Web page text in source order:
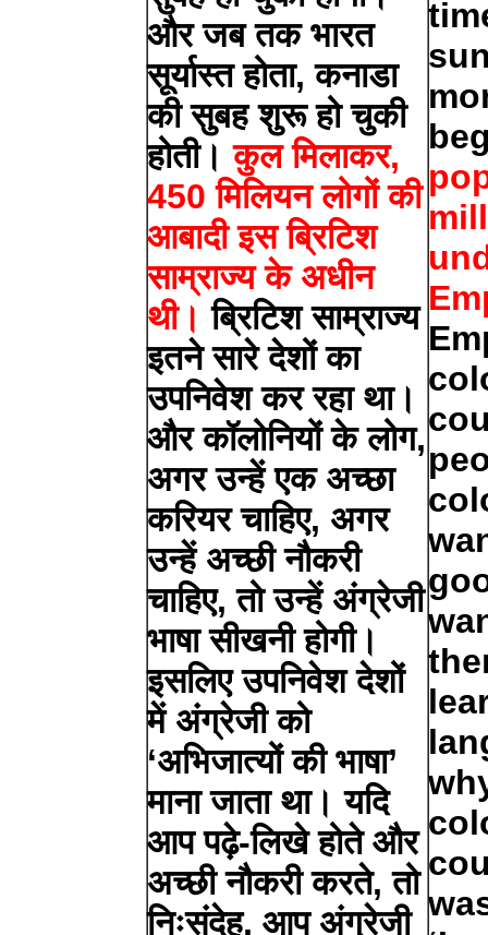
और जब तक भारत
सूर्यास्त होता, कनाडा
की सुबह शुरू हो चुकी
होती।कुल मिलाकर,
450 मिलियन लोगों की
आबादी इस ब्रिटिश
साम्राज्य के अधीन
थी। ब्रिटिश साम्राज्य
इतने सारे देशों का
उपनिवेश कर रहा था।
और कॉलोनियों के लोग,
अगर उन्हें एक अच्छा
करियर चाहिए, अगर
उन्हें अच्छी नौकरी
चाहिए, तो उन्हें अंग्रेजी
भाषा सीखनी होगी।
इसलिए उपनिवेश देशों
में अंग्रेजी को
‘अभिजात्यों की भाषा’
माना जाता था। यदि
आप पढ़े-लिखे होते और
अच्छी नौकरी करते, तो
निःसंदेह, आप अंग्रेजी